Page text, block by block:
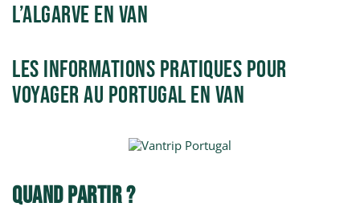
L’Algarve en Van
Les informations pratiques pour
voyager au Portugal en Van
Quand Partir ?